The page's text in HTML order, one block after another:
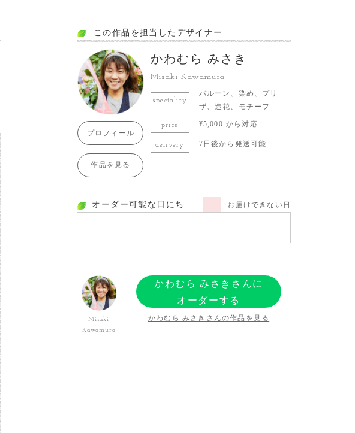
この作品を担当したデザイナー
プロフィール
作品を見る
かわむら みさき
Misaki Kawamura
speciality
バルーン、染め、プリ
ザ、造花、モチーフ
price ¥5,000-から対応
delivery 7日後から発送可能
オーダー可能な日にち お届けできない日
Misaki
Kawamura
かわむら みさきさんに
オーダーする
かわむら みさきさんの作品を見る